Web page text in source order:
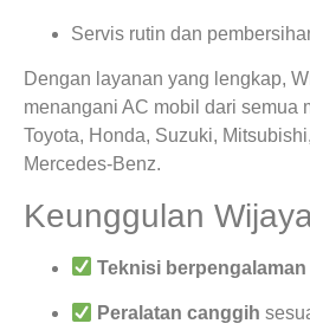
Servis rutin dan
Dengan layanan yang lengkap,
menangani AC mobil dari semua
Toyota, Honda, Suzuki,
Mercedes-Benz.
Keunggulan
Teknisi berpengalaman
Peralatan canggih